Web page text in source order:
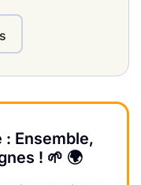
: Ensemble,
! 🌱 🌍